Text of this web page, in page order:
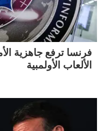
فرنسا ترفع جاهزية
الألعاب الأولمبية